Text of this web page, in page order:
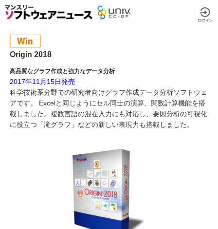
Origin 2018
高品質なグラフ作成と強力なデータ分析
2017年11月15日発売
科学技術系分野での研究者向けグラフ作成データ分析ソフトウェ
アです。 Excelと同じようにセル同士の演算、関数計算機能を搭
載しました。複数言語の混在入力にも対応し、要因分析の可視化
に役立つ「滝グラフ」などの新しい表現力も搭載しました。